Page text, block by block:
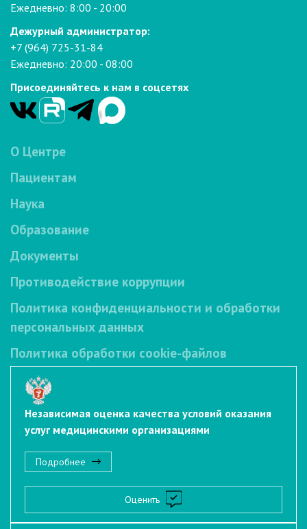
Ежедневно: 8:00 - 20:00
Дежурный администратор:
+7 (964) 725-31-84
Ежедневно: 20:00 - 08:00
Присоединяйтесь к нам в соцсетях
О Центре
Пациентам
Наука
Образование
Документы
Противодействие коррупции
Политика конфиденциальности и обработки
персональных данных
Политика обработки cookie-файлов
Независимая оценка качества условий оказания
услуг медицинскими организациями
Подробнее
Оценить